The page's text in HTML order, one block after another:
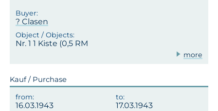
? Clasen
Nr. 1 1 Kiste (0,5 RM
more
Kauf / Purchase
16.03.1943 17.03.1943